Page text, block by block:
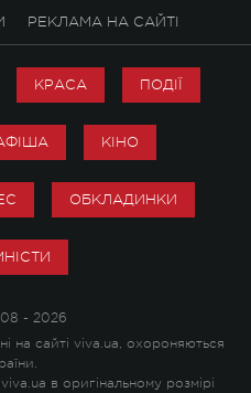
РЕКЛАМА НА САЙТІ
КРАСА ПОДІЇ
КІНО
ОБКЛАДИНКИ
- 2026
на сайті viva.ua, охороняються
в оригінальному розмірі